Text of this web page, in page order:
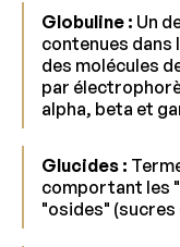
Globuline : Un
contenues dans
des molécules
par
alpha, beta et
Glucides :
comportant les
"osides"